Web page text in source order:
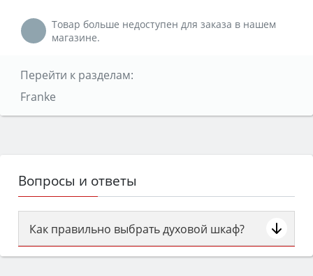
Товар больше недоступен для заказа в нашем
магазине.
Перейти к разделам:
Franke
Вопросы и ответы
Как правильно выбрать духовой шкаф?
Сначала определитесь с типом (газовый или